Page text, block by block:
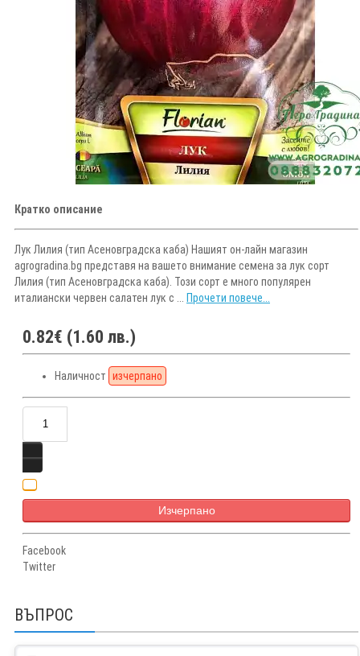
Кратко описание
Лук Лилия (тип Асеновградска каба) Нашият он-лайн магазин
agrogradina.bg представя на вашето внимание семена за лук сорт
Лилия (тип Асеновградска каба). Този сорт e много популярен
италиански червен салатен лук с ... Прочети повече...
0.82€ (1.60 лв.)
Наличност изчерпано
Изчерпано
Facebook
Twitter
ВЪПРОС